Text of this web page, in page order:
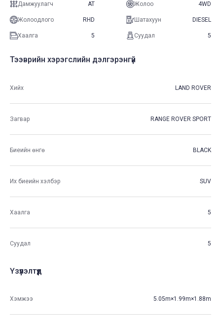
Дамжуулагч AT Жолоо 4WD
Жолоодлого RHD Шатахуун DIESEL
Хаалга 5 Суудал 5
Тээврийн хэрэгслийн дэлгэрэнгүй
Хийх LAND ROVER
Загвар RANGE ROVER SPORT
Биеийн өнгө BLACK
Их биеийн хэлбэр SUV
Хаалга 5
Суудал 5
Үзүүлэлтүүд
Хэмжээ 5.05m×1.99m×1.88m